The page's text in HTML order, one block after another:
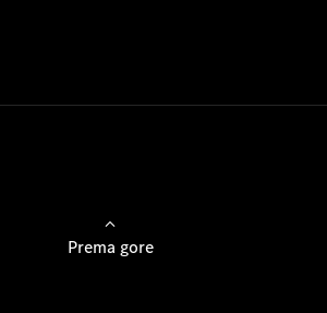
Prema gore